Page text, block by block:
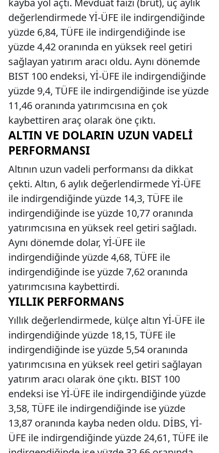
değerlendirmede Yİ-ÜFE ile indirgendiğinde
yüzde 6,84, TÜFE ile indirgendiğinde ise
yüzde 4,42 oranında en yüksek reel getiri
sağlayan yatırım aracı oldu. Aynı dönemde
BIST 100 endeksi, Yİ-ÜFE ile indirgendiğinde
yüzde 9,4, TÜFE ile indirgendiğinde ise yüzde
11,46 oranında yatırımcısına en çok
kaybettiren araç olarak öne çıktı.
ALTIN VE DOLARIN UZUN VADELI
PERFORMANSI
Altının uzun vadeli performansı da dikkat
çekti. Altın, 6 aylık değerlendirmede Yİ-ÜFE
ile indirgendiğinde yüzde 14,3, TÜFE ile
indirgendiğinde ise yüzde 10,77 oranında
yatırımcısına en yüksek reel getiri sağladı.
Aynı dönemde dolar, Yİ-ÜFE ile
indirgendiğinde yüzde 4,68, TÜFE ile
indirgendiğinde ise yüzde 7,62 oranında
yatırımcısına kaybettirdi.
YILLIK PERFORMANS
Yıllık değerlendirmede, külçe altın Yİ-ÜFE ile
indirgendiğinde yüzde 18,15, TÜFE ile
indirgendiğinde ise yüzde 5,54 oranında
yatırımcısına en yüksek reel getiri sağlayan
yatırım aracı olarak öne çıktı. BIST 100
endeksi ise Yİ-ÜFE ile indirgendiğinde yüzde
3,58, TÜFE ile indirgendiğinde ise yüzde
13,87 oranında kayba neden oldu. DİBS, Yİ-
ÜFE ile indirgendiğinde yüzde 24,61, TÜFE ile